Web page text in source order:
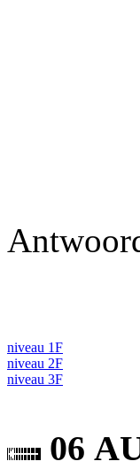
niveau 1F
niveau 2F
niveau 3F
06